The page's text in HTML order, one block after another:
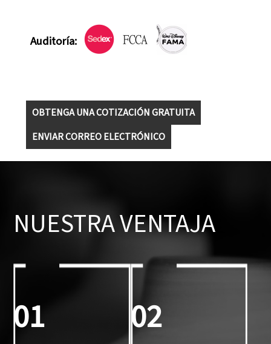
Auditoría:
OBTENGA UNA COTIZACIÓN GRATUITA
ENVIAR CORREO ELECTRÓNICO
NUESTRA VENTAJA
01 02